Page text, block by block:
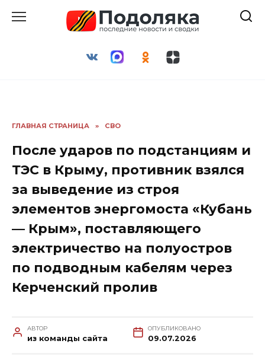
ГЛАВНАЯ СТРАНИЦА » СВО
После ударов по подстанциям и
ТЭС в Крыму, противник взялся
за выведение из строя
элементов энергомоста «Кубань
— Крым», поставляющего
электричество на полуостров
по подводным кабелям через
Керченский пролив
АВТОР
из команды сайта
ОПУБЛИКОВАНО
09.07.2026